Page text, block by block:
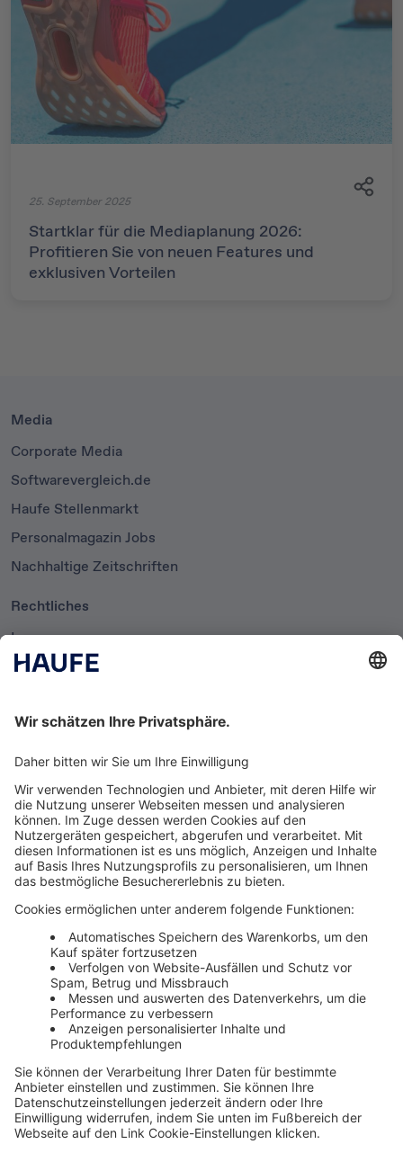
25. September 2025
Startklar für die Mediaplanung 2026:
Profitieren Sie von neuen Features und
exklusiven Vorteilen
Media
Corporate Media
Softwarevergleich.de
Haufe Stellenmarkt
Personalmagazin Jobs
Nachhaltige Zeitschriften
Rechtliches
Impressum
Datenschutzerklärung
AGB
Newsletter
Media News
Haufe Media Sales
Alle Werbeformen, Werbeträger und Zielmärkte an einem
Ort. Haufe Media Sales bietet Ihnen einen breiten
Überblick um Werbemaßnahmen unkompliziert zu
buchen und schnell umzusetzen.
Über die Haufe Group